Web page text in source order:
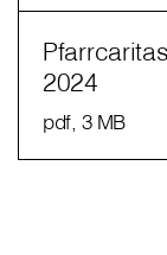
2024
pdf, 3 MB